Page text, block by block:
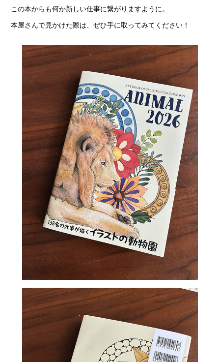
この本からも何か新しい仕事に繋がりますように。
本屋さんで見かけた際は、ぜひ手に取ってみてください！